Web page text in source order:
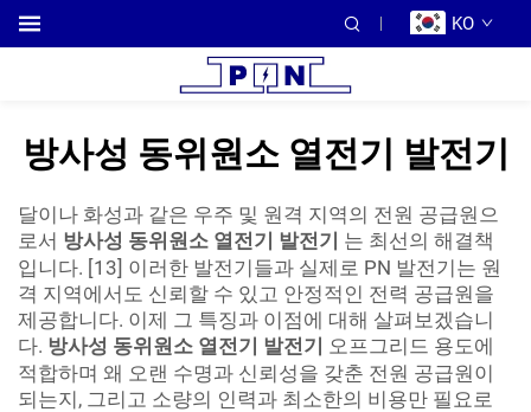
KO
방사성 동위원소 열전기 발전기
달이나 화성과 같은 우주 및 원격 지역의 전원 공급원으
로서 방사성 동위원소 열전기 발전기 는 최선의 해결책
입니다. [13] 이러한 발전기들과 실제로 PN 발전기는 원
격 지역에서도 신뢰할 수 있고 안정적인 전력 공급원을
제공합니다. 이제 그 특징과 이점에 대해 살펴보겠습니
다. 방사성 동위원소 열전기 발전기 오프그리드 용도에
적합하며 왜 오랜 수명과 신뢰성을 갖춘 전원 공급원이
되는지, 그리고 소량의 인력과 최소한의 비용만 필요로